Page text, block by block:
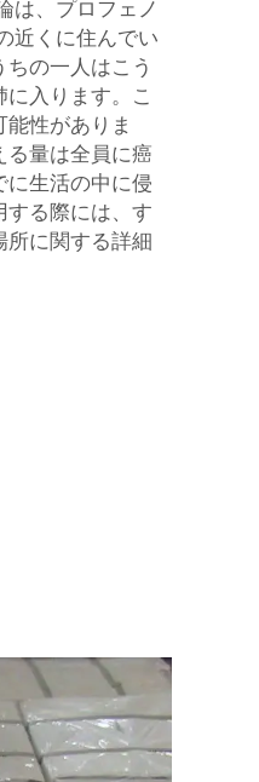
は、プロフェノ
近くに住んでい
の一人はこう
入ります。こ
性がありま
る量は全員に癌
生活の中に侵
する際には、す
所に関する詳細